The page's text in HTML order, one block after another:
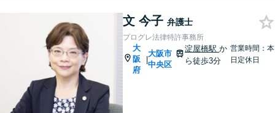
文 今子 弁護士
プログレ法律特許事務所
大
阪
府
|
大阪市
中央区
淀屋橋駅か
ら徒歩3分
営業時間：本
日定休日